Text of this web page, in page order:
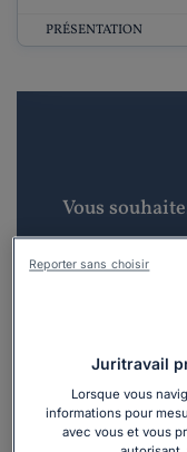
PRÉSENTATION
Vous
Juritravail
Lorsque vous
informations pour
avec vous et vous
Reporter sans choisir